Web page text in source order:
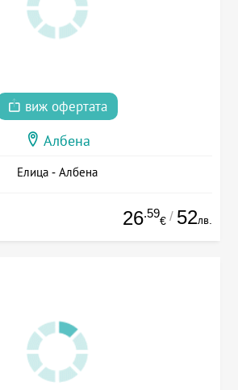
виж офертата
Албена
Елица - Албена
26.59
€ / 52лв.